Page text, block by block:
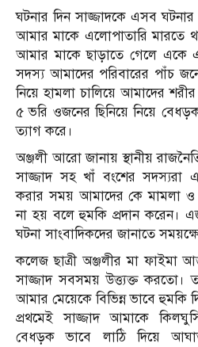
ঘটনার দিন সাজ্জাদকে এসব ঘটনার
আমার মাকে এলোপাতারি মারতে
আমার মাকে ছাড়াতে গেলে
সদস্য আমাদের পরিবারের পাঁচ
নিয়ে হামলা চালিয়ে আমাদের শরীর
৫ ভরি ওজনের ছিনিয়ে নিয়ে
ত্যাগ করে।
অঞ্জলী আরো জানায় স্থানীয়
সাজ্জাদ সহ খাঁ বংশের সদস্যরা এ
করার সময় আমাদের কে মামলা ও
না হয় বলে হুমকি প্রদান করেন।
ঘটনা সাংবাদিকদের জানাতে
কলেজ ছাত্রী অঞ্জলীর মা ফাইমা
সাজ্জাদ সবসময় উত্ত্যক্ত করতো।
আমার মেয়েকে বিভিন্ন ভাবে হুমকি
প্রথমেই সাজ্জাদ আমাকে
বেধড়ক ভাবে লাঠি দিয়ে